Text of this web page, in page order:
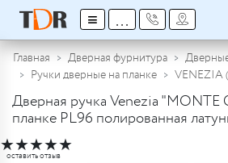
≡ ...
Главная Дверная фурнитура
Ручки дверные на планке
VENEZIA
Дверная ручка Venezia "MONTE
планке PL96 полированная
★★★★★
оставить отзыв